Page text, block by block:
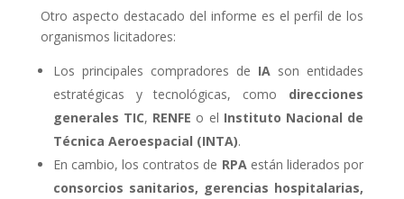
Otro aspecto destacado del informe es el perfil de los
organismos licitadores:
Los principales compradores de IA son entidades
estratégicas y tecnológicas, como direcciones
generales TIC, RENFE o el Instituto Nacional de
Técnica Aeroespacial (INTA).
En cambio, los contratos de RPAestán liderados por
consorcios sanitarios, gerencias hospitalarias,